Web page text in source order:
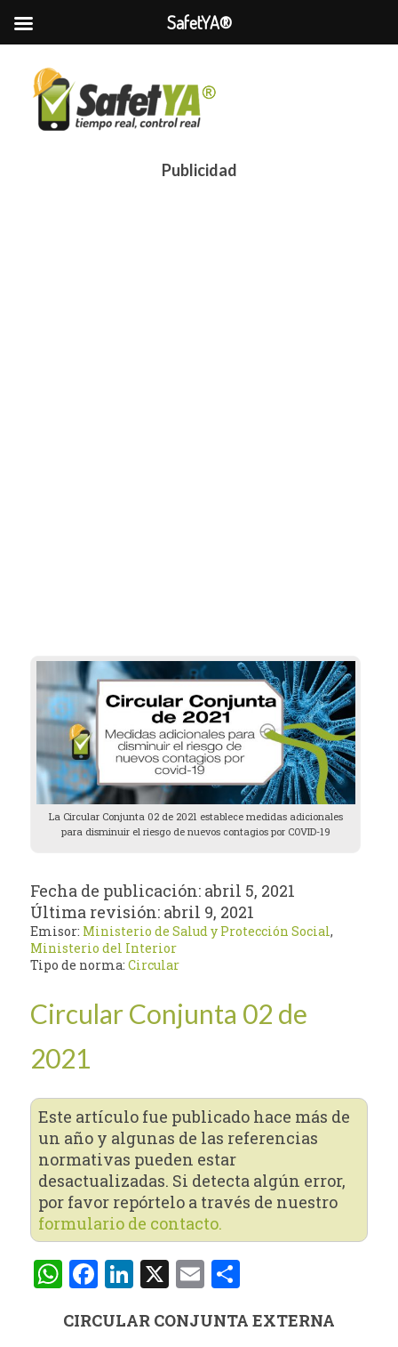
Publicidad
La Circular Conjunta 02 de 2021 establece medidas adicionales
para disminuir el riesgo de nuevos contagios por COVID-19
Fecha de publicación: abril 5, 2021
Última revisión: abril 9, 2021
Emisor: Ministerio de Salud y Protección Social,
Ministerio del Interior
Tipo de norma:Circular
Circular Conjunta 02 de
2021
Este artículo fue publicado hace más de
un año y algunas de las referencias
normativas pueden estar
desactualizadas. Si detecta algún error,
por favor repórtelo a través de nuestro
formulario de contacto.
WhatsApp
Facebook
LinkedIn
X Email
CIRCULAR CONJUNTA EXTERNA
SafetYA®